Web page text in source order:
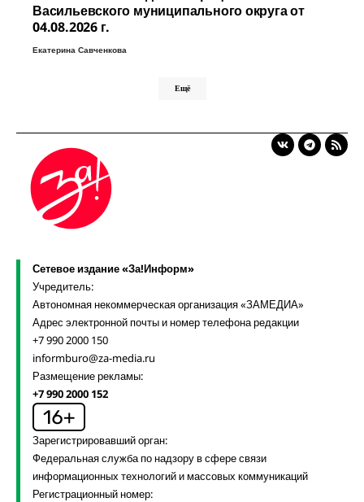
Васильевского муниципального округа от
04.08.2026 г.
Екатерина Савченкова
Ещё
Сетевое издание «За!Информ»
Учредитель:
Автономная некоммерческая организация «ЗАМЕДИА»
Адрес электронной почты и номер телефона редакции
+7 990 2000 150
informburo@za-media.ru
Размещение рекламы:
+7 990 2000 152
Зарегистрировавший орган:
Федеральная служба по надзору в сфере связи
информационных технологий и массовых коммуникаций
Регистрационный номер: